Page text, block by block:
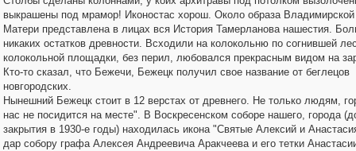
выкрашены под мрамор! Иконостас хорош. Около образа
Матери представлена в лицах вся История Тамерланова нашестия.
никаких остатков древности. Всходили на колокольню по согнившей
колокольной площадки, без перил, любовался прекрасным видом на
Кто-то сказал, что Бежечи, Бежецк получил свое название от беглецов
новгородских.
Нынешний Бежецк стоит в 12 верстах от древнего. Не только людям,
нас не посидится на месте". В Воскресенском соборе нашего, города
закрытия в 1930-е го­ды) находилась икона "Святые Алексий и
дар собору графа Алексея Андреевича Аракчеева и его тетки